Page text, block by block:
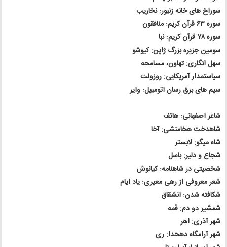
سوراخ های خانه زنبور: نخاریب
سوره ۶۳ قرآن کریم: منافقون
سوره ۷۸ قرآن کریم: نبا
سومین جزیره بزرگ ژاپن: کیوشو
سهل انگاری: تهاون، مسامحه
سیاستمدار آمریکایی: روزولت
سیم های برق رسان اتومبیل: وایر
شاعر اصفهانی: هاتف
شاهدخت هخامنشی: آخا
شاه میگو: لابستر
شجاع و دلیر: باسل
شخصیتی در شاهنامه: کیانوش
شعر معروفی از رهی معیری: یاد ایام
شکافته شدن: انشقاق
شمشیر دو دم: قمه
شهر آذری: اهر
شهر آرامگاه دهخدا: ری